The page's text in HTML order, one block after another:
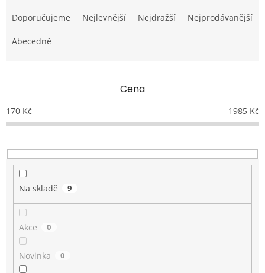
a
e
o
d
k
t
Doporučujeme Nejlevnější Nejdražší Nejprodávanější
Abecedně
Cena
170 Kč 1985 Kč
Na skladě 9
Akce 0
Novinka 0